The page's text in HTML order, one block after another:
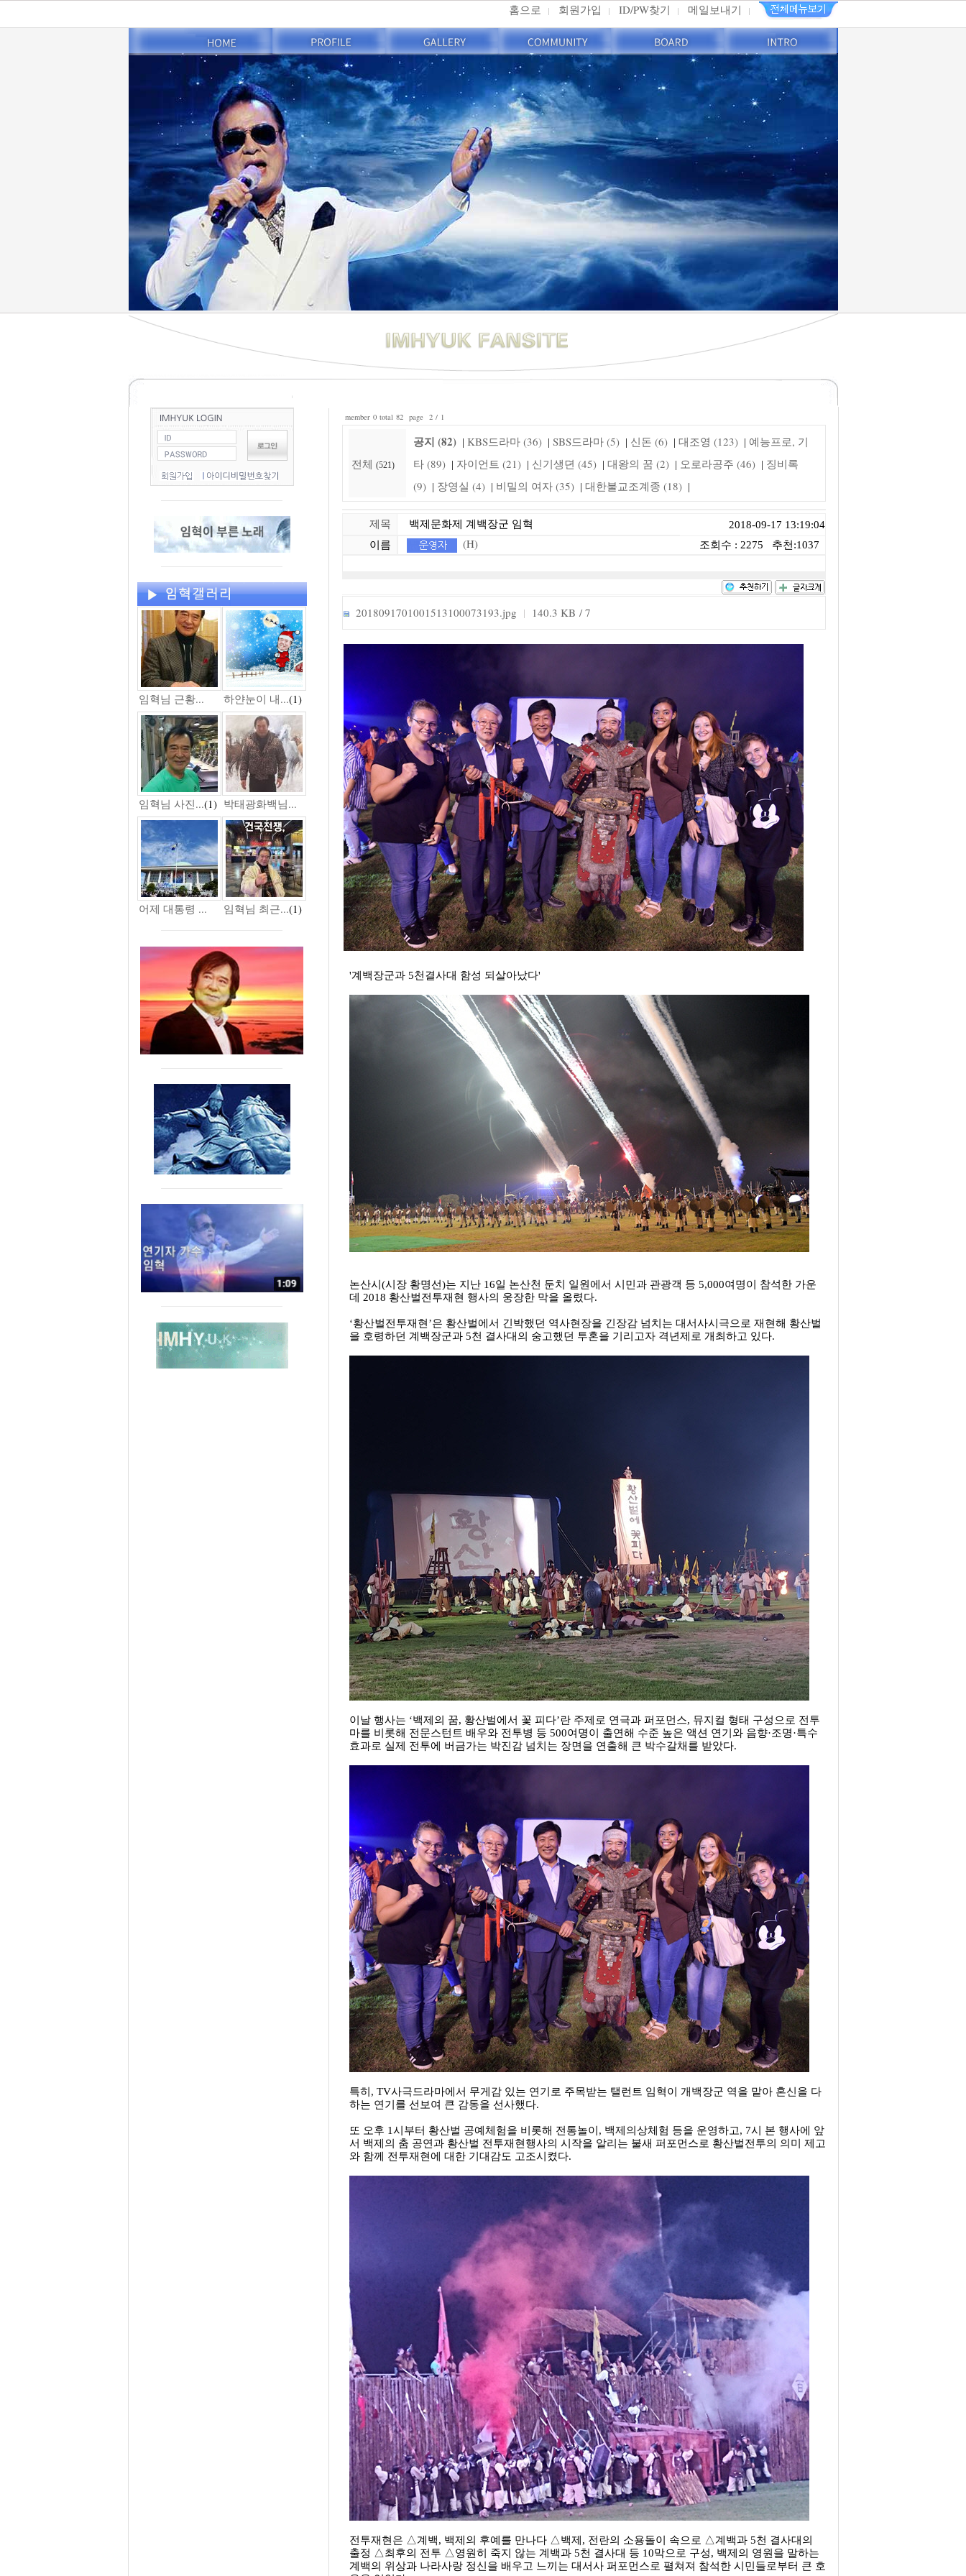
홈으로 회원가입 ID/PW찾기 메일보내기
임혁님 근황... 하얀눈이 내...(1)
임혁님 사진...(1) 박태광화백님...
어제 대통령 ... 임혁님 최근...(1)
member 0 total 82 page 2 / 1
전체 (521)
공지 (82) | KBS드라마 (36) | SBS드라마 (5) | 신돈 (6) | 대조영 (123) | 예능프로, 기
타 (89) | 자이언트 (21) | 신기생뎐 (45) | 대왕의 꿈 (2) | 오로라공주 (46) | 징비록
(9) | 장영실 (4) | 비밀의 여자 (35) | 대한불교조계종 (18) |
제목 백제문화제 계백장군 임혁
2018-09-17 13:19:04
이름
(H) 조회수 : 2275 추천:1037
2018091701001513100073193.jpg | 140.3 KB / 7
'계백장군과 5천결사대 함성 되살아났다'
논산시(시장 황명선)는 지난 16일 논산천 둔치 일원에서 시민과 관광객 등 5,000여명이 참석한 가운
데 2018 황산벌전투재현 행사의 웅장한 막을 올렸다.
‘황산벌전투재현’은 황산벌에서 긴박했던 역사현장을 긴장감 넘치는 대서사시극으로 재현해 황산벌
을 호령하던 계백장군과 5천 결사대의 숭고했던 투혼을 기리고자 격년제로 개최하고 있다.
이날 행사는 ‘백제의 꿈, 황산벌에서 꽃 피다’란 주제로 연극과 퍼포먼스, 뮤지컬 형태 구성으로 전투
마를 비롯해 전문스턴트 배우와 전투병 등 500여명이 출연해 수준 높은 액션 연기와 음향·조명·특수
효과로 실제 전투에 버금가는 박진감 넘치는 장면을 연출해 큰 박수갈채를 받았다.
특히, TV사극드라마에서 무게감 있는 연기로 주목받는 탤런트 임혁이 개백장군 역을 맡아 혼신을 다
하는 연기를 선보여 큰 감동을 선사했다.
또 오후 1시부터 황산벌 공예체험을 비롯해 전통놀이, 백제의상체험 등을 운영하고, 7시 본 행사에 앞
서 백제의 춤 공연과 황산벌 전투재현행사의 시작을 알리는 불새 퍼포먼스로 황산벌전투의 의미 제고
와 함께 전투재현에 대한 기대감도 고조시켰다.
전투재현은 △계백, 백제의 후예를 만나다 △백제, 전란의 소용돌이 속으로 △계백과 5천 결사대의
출정 △최후의 전투 △영원히 죽지 않는 계백과 5천 결사대 등 10막으로 구성, 백제의 영원을 말하는
계백의 위상과 나라사랑 정신을 배우고 느끼는 대서사 퍼포먼스로 펼쳐져 참석한 시민들로부터 큰 호